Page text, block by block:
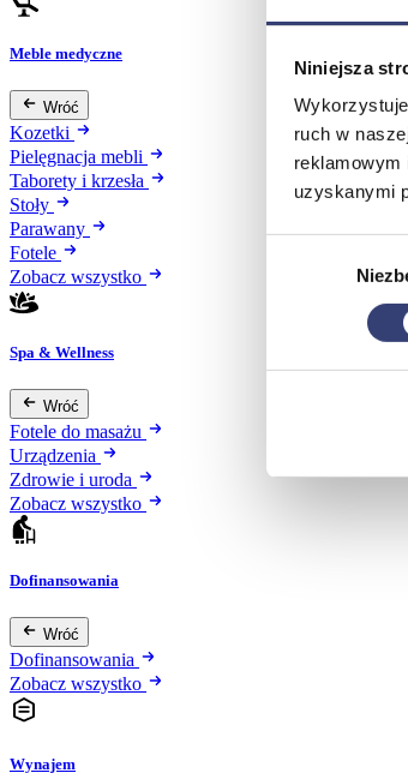
Niniejsza
ruch w
reklamowym
uzyskanymi
Meble medyczne
Wróć
Kozetki
Pielęgnacja mebli
Taborety i krzesła
Stoły
Parawany
Fotele
Zobacz wszystko
Spa & Wellness
Wróć
Fotele do masażu
Urządzenia
Zdrowie i uroda
Zobacz wszystko
Dofinansowania
Wróć
Dofinansowania
Zobacz wszystko
Wynajem